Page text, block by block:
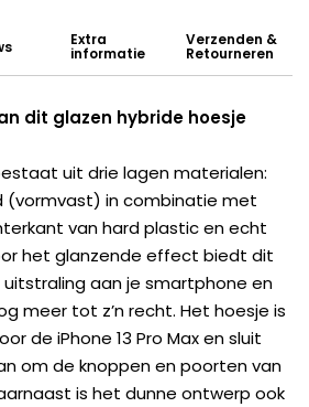
Extra
informatie
Verzenden &
Retourneren
dit glazen hybride hoesje
uit drie lagen materialen:
(vormvast) in combinatie met
van hard plastic en echt
het glanzende effect biedt dit
uitstraling aan je smartphone en
meer tot z’n recht. Het hoesje is
de iPhone 13 Pro Max en sluit
om de knoppen en poorten van
is het dunne ontwerp ook